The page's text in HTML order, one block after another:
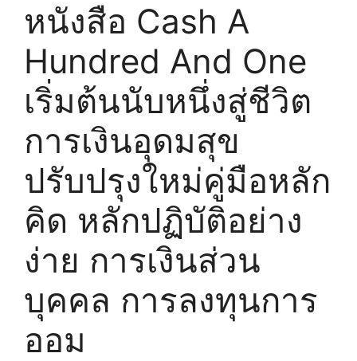
หนังสือ Cash A
Hundred And One
เริ่มต้นนับหนึ่งสู่ชีวิต
การเงินอุดมสุข
ปรับปรุงใหม่คู่มือหลัก
คิด หลักปฏิบัติอย่าง
ง่าย การเงินส่วน
บุคคล การลงทุนการ
ออม